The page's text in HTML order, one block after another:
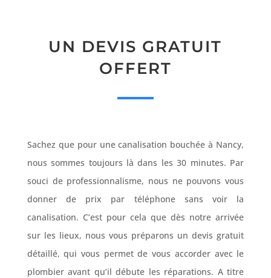
UN DEVIS GRATUIT
OFFERT
Sachez que pour une canalisation bouchée à Nancy,
nous sommes toujours là dans les 30 minutes. Par
souci de professionnalisme, nous ne pouvons vous
donner de prix par téléphone sans voir la
canalisation. C’est pour cela que dès notre arrivée
sur les lieux, nous vous préparons un devis gratuit
détaillé, qui vous permet de vous accorder avec le
plombier avant qu’il débute les réparations. A titre